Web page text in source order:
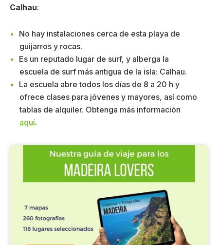
Calhau:
No hay instalaciones cerca de esta playa de
guijarros y rocas.
Es un reputado lugar de surf, y alberga la
escuela de surf más antigua de la isla: Calhau.
La escuela abre todos los días de 8 a 20 h y
ofrece clases para jóvenes y mayores, así como
tablas de alquiler. Obtenga más información
aquí.